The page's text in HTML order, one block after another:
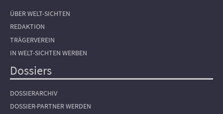
ÜBER WELT-SICHTEN
REDAKTION
TRÄGERVEREIN
IN WELT-SICHTEN WERBEN
Dossiers
DOSSIERARCHIV
DOSSIER-PARTNER WERDEN